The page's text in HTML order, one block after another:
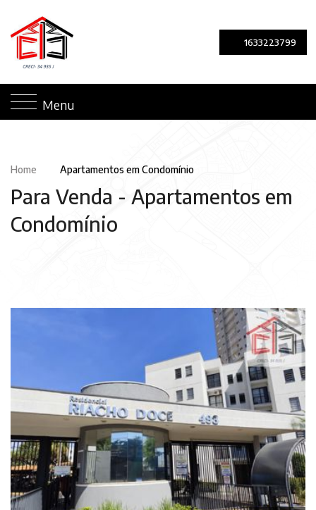
1633223799
Menu
Home Apartamentos em Condomínio
Para Venda - Apartamentos em
Condomínio